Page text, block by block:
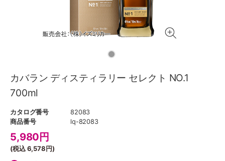
カバラン ディスティラリー セレクト NO.1
700ml
カタログ番号
82083
商品番号
lq-82083
5,980 円
(税込6,578円)